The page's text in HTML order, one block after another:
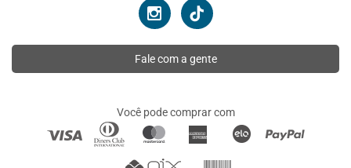
Fale com a gente
Você pode comprar com